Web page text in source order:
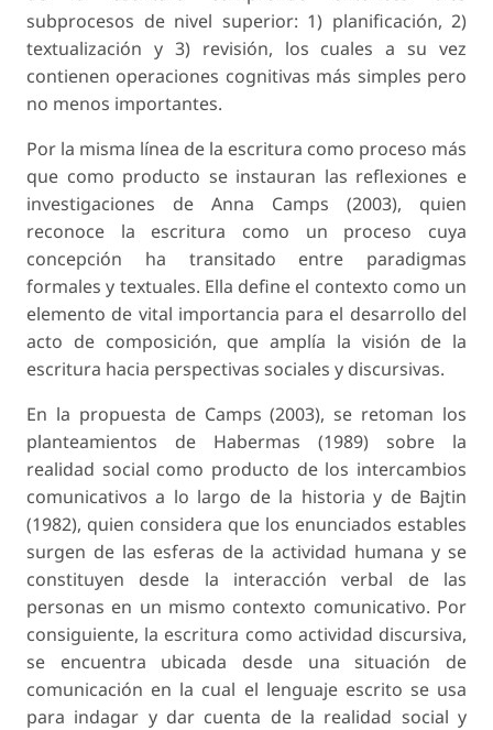
subprocesos de nivel superior: 1) planificación, 2)
textualización y 3) revisión, los cuales a su vez
contienen operaciones cognitivas más simples pero
no menos importantes.
Por la misma línea de la escritura como proceso más
que como producto se instauran las reflexiones e
investigaciones de Anna Camps (2003), quien
reconoce la escritura como un proceso cuya
concepción ha transitado entre paradigmas
formales y textuales. Ella define el contexto como un
elemento de vital importancia para el desarrollo del
acto de composición, que amplía la visión de la
escritura hacia perspectivas sociales y discursivas.
En la propuesta de Camps (2003), se retoman los
planteamientos de Habermas (1989) sobre la
realidad social como producto de los intercambios
comunicativos a lo largo de la historia y de Bajtin
(1982), quien considera que los enunciados estables
surgen de las esferas de la actividad humana y se
constituyen desde la interacción verbal de las
personas en un mismo contexto comunicativo. Por
consiguiente, la escritura como actividad discursiva,
se encuentra ubicada desde una situación de
comunicación en la cual el lenguaje escrito se usa
para indagar y dar cuenta de la realidad social y